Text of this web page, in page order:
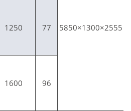
5850×1300×2555
1250 77
1600 96